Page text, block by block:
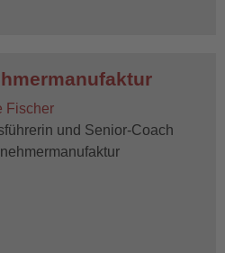
Fischer
und Senior-Coach